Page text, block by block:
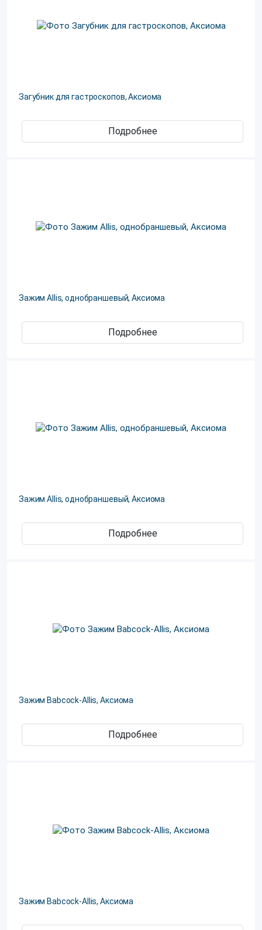
Загубник для гастроскопов, Аксиома
Подробнее
Зажим Allis, однобраншевый, Аксиома
Подробнее
Зажим Allis, однобраншевый, Аксиома
Подробнее
Зажим Babcock-Allis, Аксиома
Подробнее
Зажим Babcock-Allis, Аксиома